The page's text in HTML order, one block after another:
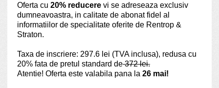
Oferta cu 20% reducere vi se adreseaza exclusiv
dumneavoastra, in calitate de abonat fidel al
informatiilor de specialitate oferite de Rentrop &
Straton.
Taxa de inscriere: 297.6 lei (TVA inclusa), redusa cu
20% fata de pretul standard de372 lei.
Atentie! Oferta este valabila pana la 26 mai!